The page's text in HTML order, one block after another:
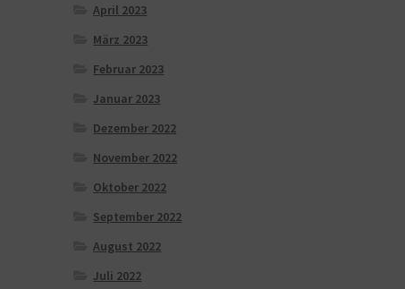
April 2023
März 2023
Februar 2023
Januar 2023
Dezember 2022
November 2022
Oktober 2022
September 2022
August 2022
Juli 2022